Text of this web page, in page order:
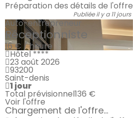
Préparation des détails de l'offre
Publiée il y a 11 jours
Auto-entrepreneur
Réceptionniste
16 € / heure
Hôtel ****
23 août 2026
93200
Saint-denis
1 jour
Total prévisionnel136 €
Voir l'offre
Chargement de l'offre...